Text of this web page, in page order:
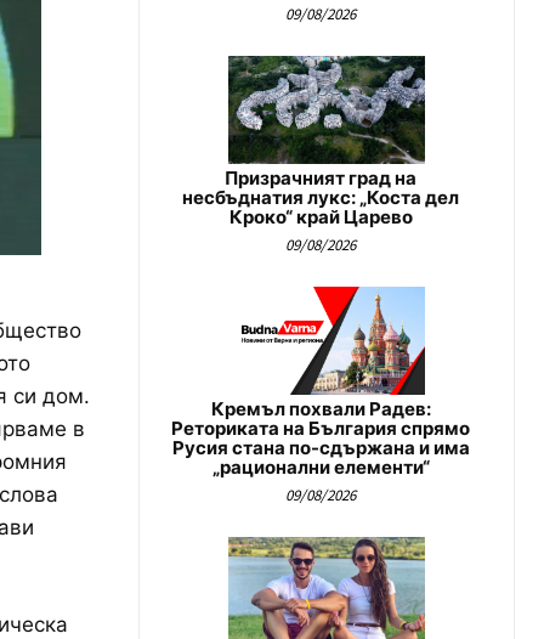
си дом.
в
09/08/2026
Призрачният град на
несбъднатия лукс: „Коста дел
Кроко“ край Царево
09/08/2026
Кремъл похвали Радев:
Реториката на България спрямо
Русия стана по-сдържана и има
„рационални елементи“
09/08/2026